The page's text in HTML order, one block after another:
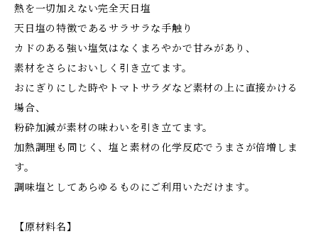
熱を一切加えない完全天日塩
天日塩の特徴であるサラサラな手触り
カドのある強い塩気はなくまろやかで甘みがあり、
素材をさらにおいしく引き立てます。
おにぎりにした時やトマトサラダなど素材の上に直接かける
場合、
粉砕加減が素材の味わいを引き立てます。
加熱調理も同じく、塩と素材の化学反応でうまさが倍増しま
す。
調味塩としてあらゆるものにご利用いただけます。
【原材料名】